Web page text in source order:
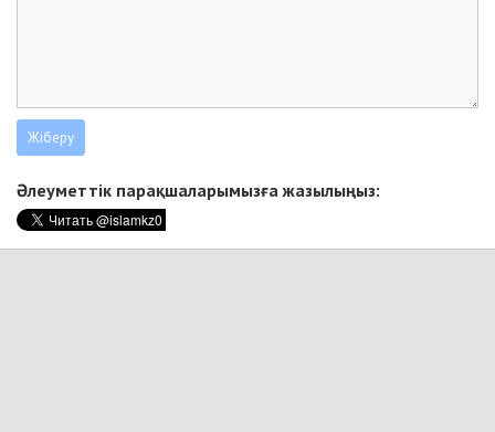
Әлеуметтік парақшаларымызға жазылыңыз: